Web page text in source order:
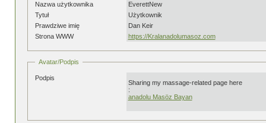
Nazwa użytkownika
EverettNew
Tytuł
Użytkownik
Prawdziwe imię
Dan Keir
Strona WWW
https://Kralanadolumasoz.com
Avatar/Podpis
Podpis
Sharing my massage-related page here
:
anadolu Masöz Bayan